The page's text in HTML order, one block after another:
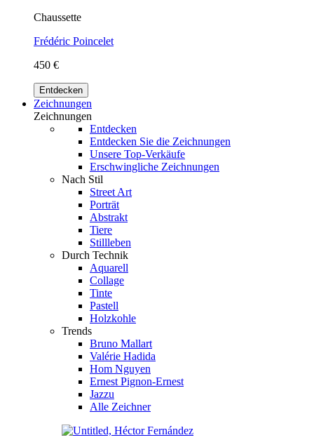
Chaussette
Frédéric Poincelet
450 €
Entdecken
Zeichnungen
Zeichnungen
Entdecken
Entdecken Sie die Zeichnungen
Unsere Top-Verkäufe
Erschwingliche Zeichnungen
Nach Stil
Street Art
Porträt
Abstrakt
Tiere
Stillleben
Durch Technik
Aquarell
Collage
Tinte
Pastell
Holzkohle
Trends
Bruno Mallart
Valérie Hadida
Hom Nguyen
Ernest Pignon-Ernest
Jazzu
Alle Zeichner